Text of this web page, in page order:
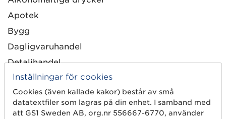
Apotek
Bygg
Dagligvaruhandel
Detaljhandel
E-handel
EL
Foodservice
Inställningar för cookies
Cookies (även kallade kakor) består av små
datatextfiler som lagras på din enhet. I samband med
att GS1 Sweden AB, org.nr 556667-6770, använder